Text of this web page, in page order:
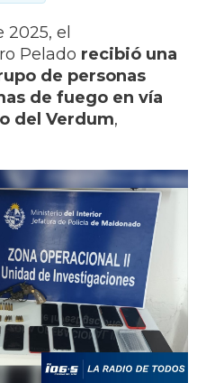
2025, el
Pelado recibió una
de personas
de fuego en vía
del Verdum,